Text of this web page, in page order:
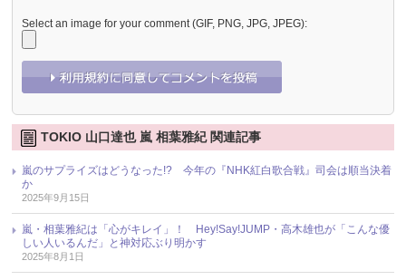
Select an image for your comment (GIF, PNG, JPG, JPEG):
TOKIO 山口達也 嵐 相葉雅紀 関連記事
嵐のサプライズはどうなった!? 今年の『NHK紅白歌合戦』司会は順当決着
か
2025年9月15日
嵐・相葉雅紀は「心がキレイ」！ Hey!Say!JUMP・高木雄也が「こんな優
しい人いるんだ」と神対応ぶり明かす
2025年8月1日